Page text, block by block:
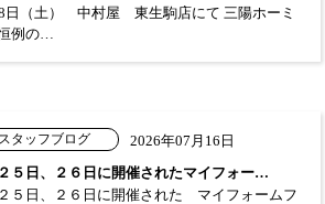
日（土） 中村屋 東生駒店にて 三陽ホーミ
例の…
スタッフブログ
2026年07月16日
５日、２６日に開催されたマイフォー…
５日、２６日に開催された マイフォームフ